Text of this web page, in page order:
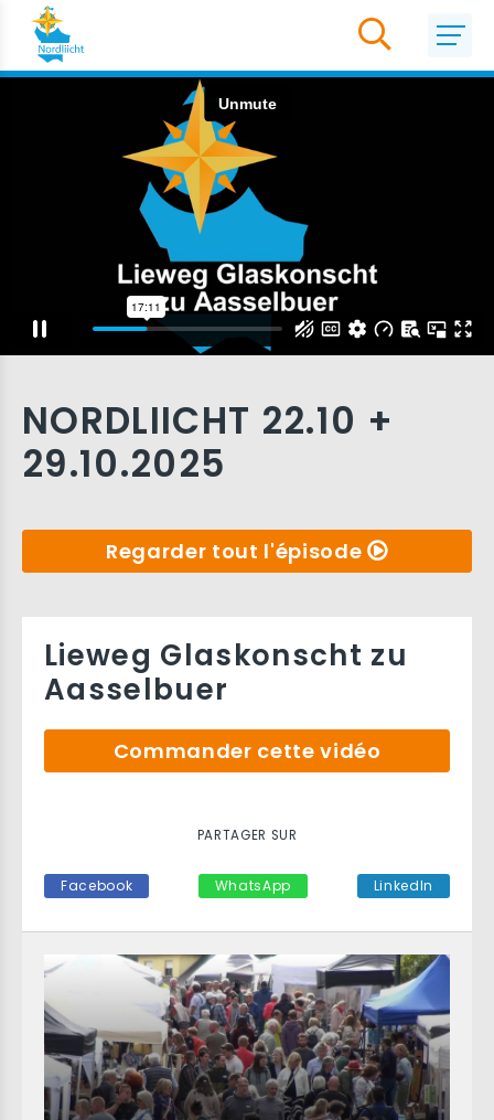
NORDLIICHT 22.10 +
29.10.2025
Regarder tout l'épisode
Lieweg Glaskonscht zu
Aasselbuer
Commander cette vidéo
PARTAGER SUR
Facebook WhatsApp LinkedIn